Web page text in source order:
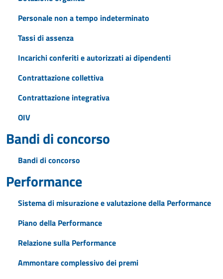
Personale non a tempo indeterminato
Tassi di assenza
Incarichi conferiti e autorizzati ai dipendenti
Contrattazione collettiva
Contrattazione integrativa
OIV
Bandi di concorso
Bandi di concorso
Performance
Sistema di misurazione e valutazione della Performance
Piano della Performance
Relazione sulla Performance
Ammontare complessivo dei premi